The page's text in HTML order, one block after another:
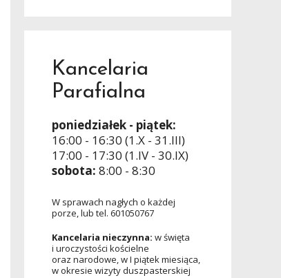
Kancelaria
Parafialna
poniedziałek - piątek:
16:00 - 16:30 (1.X - 31.III)
17:00 - 17:30 (1.IV - 30.IX)
sobota: 8:00 - 8:30
W sprawach nagłych o każdej
porze, lub tel. 601050767
Kancelaria nieczynna: w święta
i uroczystości kościelne
oraz narodowe, w I piątek miesiąca,
w okresie wizyty duszpasterskiej